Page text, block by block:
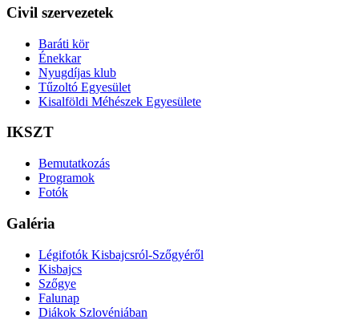
Civil szervezetek
Baráti kör
Énekkar
Nyugdíjas klub
Tűzoltó Egyesület
Kisalföldi Méhészek Egyesülete
IKSZT
Bemutatkozás
Programok
Fotók
Galéria
Légifotók Kisbajcsról-Szőgyéről
Kisbajcs
Szőgye
Falunap
Diákok Szlovéniában